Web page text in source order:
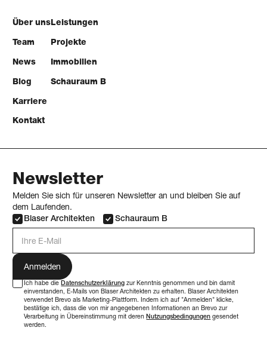
Über uns
Team
News
Blog
Karriere
Kontakt
Leistungen
Projekte
Immobilien
Schauraum B
Newsletter
Melden Sie sich für unseren Newsletter an und bleiben Sie auf
dem Laufenden.
Blaser Architekten
Schauraum B
Ich habe dieDatenschutzerklärung zur Kenntnis genommen und bin damit
einverstanden, E-Mails von Blaser Architekten zu erhalten. Blaser Architekten
verwendet Brevo als Marketing-Plattform. Indem ich auf "Anmelden" klicke,
bestätige ich, dass die von mir angegebenen Informationen an Brevo zur
Verarbeitung in Übereinstimmung mit derenNutzungsbedingungen gesendet
werden.